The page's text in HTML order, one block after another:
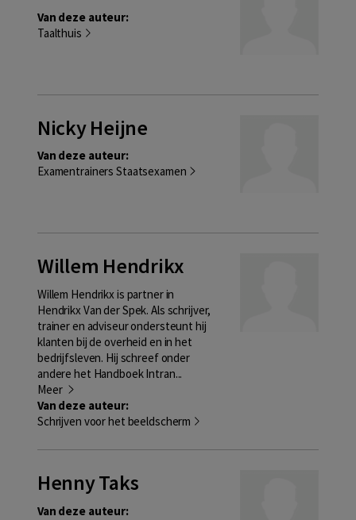
Van deze auteur:
Taalthuis
Nicky Heijne
Van deze auteur:
Examentrainers Staatsexamen
Willem Hendrikx
Willem Hendrikx is partner in
Hendrikx Van der Spek. Als schrijver,
trainer en adviseur ondersteunt hij
klanten bij de overheid en in het
bedrijfsleven. Hij schreef onder
andere het Handboek Intran...
Meer
Van deze auteur:
Schrijven voor het beeldscherm
Henny Taks
Van deze auteur: